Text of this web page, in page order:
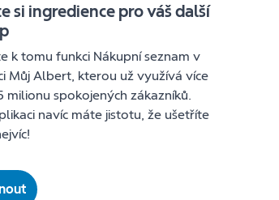
si ingredience pro váš další
k tomu funkci Nákupní seznam v
Můj Albert, kterou už využívá více
milionu spokojených zákazníků.
navíc máte jistotu, že ušetříte